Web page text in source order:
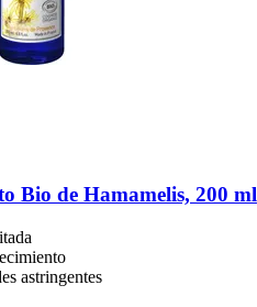
Bio de Hamamelis, 200 ml
astringentes